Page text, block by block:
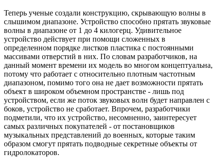
Теперь ученые создали конструкцию, скрывающую волны в
слышимом диапазоне. Устройство способно прятать звуковые
волны в диапазоне от 1 до 4 килогерц. Удивительное
устройство действует при помощи сложенных в
определенном порядке листков пластика с постоянными
массивами отверстий в них. По словам разработчиков, на
данный момент времени их модель во многом концептуальна,
потому что работает с относительно плотным частотным
диапазоном, помимо того она не дает возможности прятать
объект в широком объемном пространстве - лишь под
устройством, если же поток звуковых волн будет направлен с
боков, устройство не сработает. Впрочем, разработчики
подметили, что их устройство, несомненно, заинтересует
самых различных покупателей - от постановщиков
музыкальных представлений до военных, которые таким
образом смогут прятать подводные секретные объекты от
гидролокаторов.